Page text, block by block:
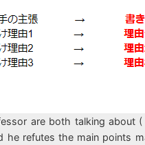
are both talking about (
refutes the main points